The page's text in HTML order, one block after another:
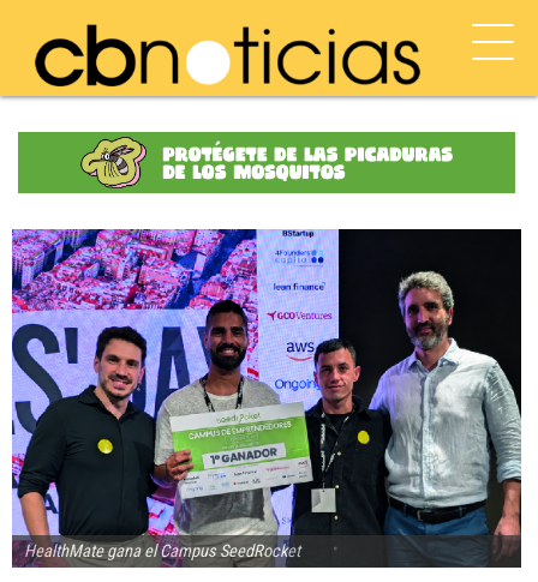
HealthMate gana el Campus SeedRocket